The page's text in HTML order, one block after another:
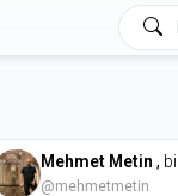
Mehmet Metin ,
@mehmetmetin